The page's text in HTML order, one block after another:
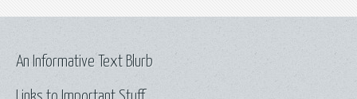
An Informative Text Blurb